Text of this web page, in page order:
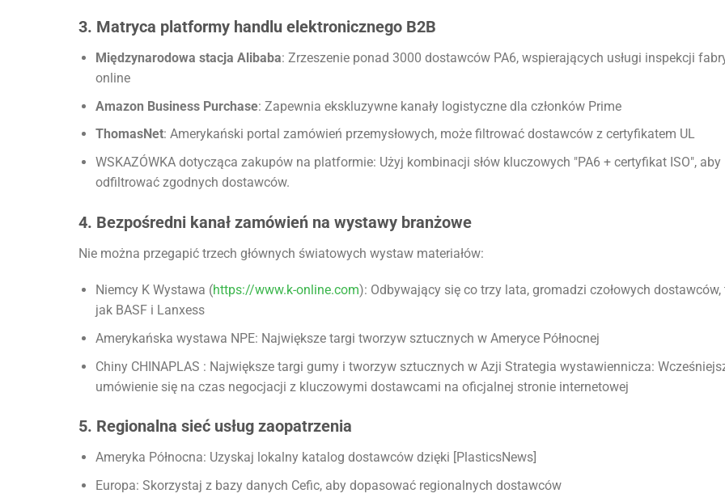
3. Matryca platformy handlu elektronicznego B2B
Międzynarodowa stacja Alibaba: Zrzeszenie ponad 3000 dostawców PA6, wspierających usługi inspekcji
online
Amazon Business Purchase: Zapewnia ekskluzywne kanały logistyczne dla członków Prime
ThomasNet: Amerykański portal zamówień przemysłowych, może filtrować dostawców z certyfikatem UL
WSKAZÓWKA dotycząca zakupów na platformie: Użyj kombinacji słów kluczowych "PA6 + certyfikat ISO", aby
odfiltrować zgodnych dostawców.
4. Bezpośredni kanał zamówień na wystawy branżowe
Nie można przegapić trzech głównych światowych wystaw materiałów:
Niemcy K Wystawa (https://www.k-online.com): Odbywający się co trzy lata, gromadzi czołowych
jak BASF i Lanxess
Amerykańska wystawa NPE: Największe targi tworzyw sztucznych w Ameryce Północnej
Chiny CHINAPLAS : Największe targi gumy i tworzyw sztucznych w Azji Strategia wystawiennicza:
umówienie się na czas negocjacji z kluczowymi dostawcami na oficjalnej stronie internetowej
5. Regionalna sieć usług zaopatrzenia
Ameryka Północna: Uzyskaj lokalny katalog dostawców dzięki [PlasticsNews]
Europa: Skorzystaj z bazy danych Cefic, aby dopasować regionalnych dostawców